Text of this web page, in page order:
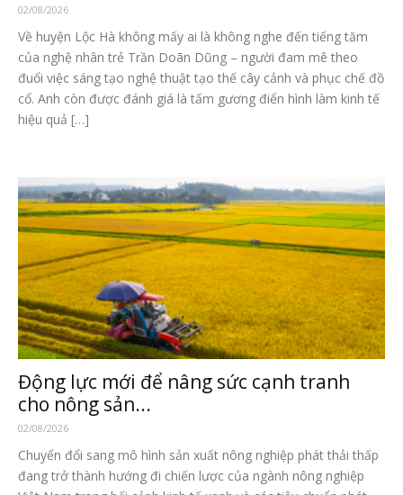
02/08/2026
Về huyện Lộc Hà không mấy ai là không nghe đến tiếng tăm
của nghệ nhân trẻ Trần Doãn Dũng – người đam mê theo
đuổi việc sáng tạo nghệ thuật tạo thế cây cảnh và phục chế đồ
cổ. Anh còn được đánh giá là tấm gương điển hình làm kinh tế
hiệu quả […]
Động lực mới để nâng sức cạnh tranh
cho nông sản...
02/08/2026
Chuyển đổi sang mô hình sản xuất nông nghiệp phát thải thấp
đang trở thành hướng đi chiến lược của ngành nông nghiệp